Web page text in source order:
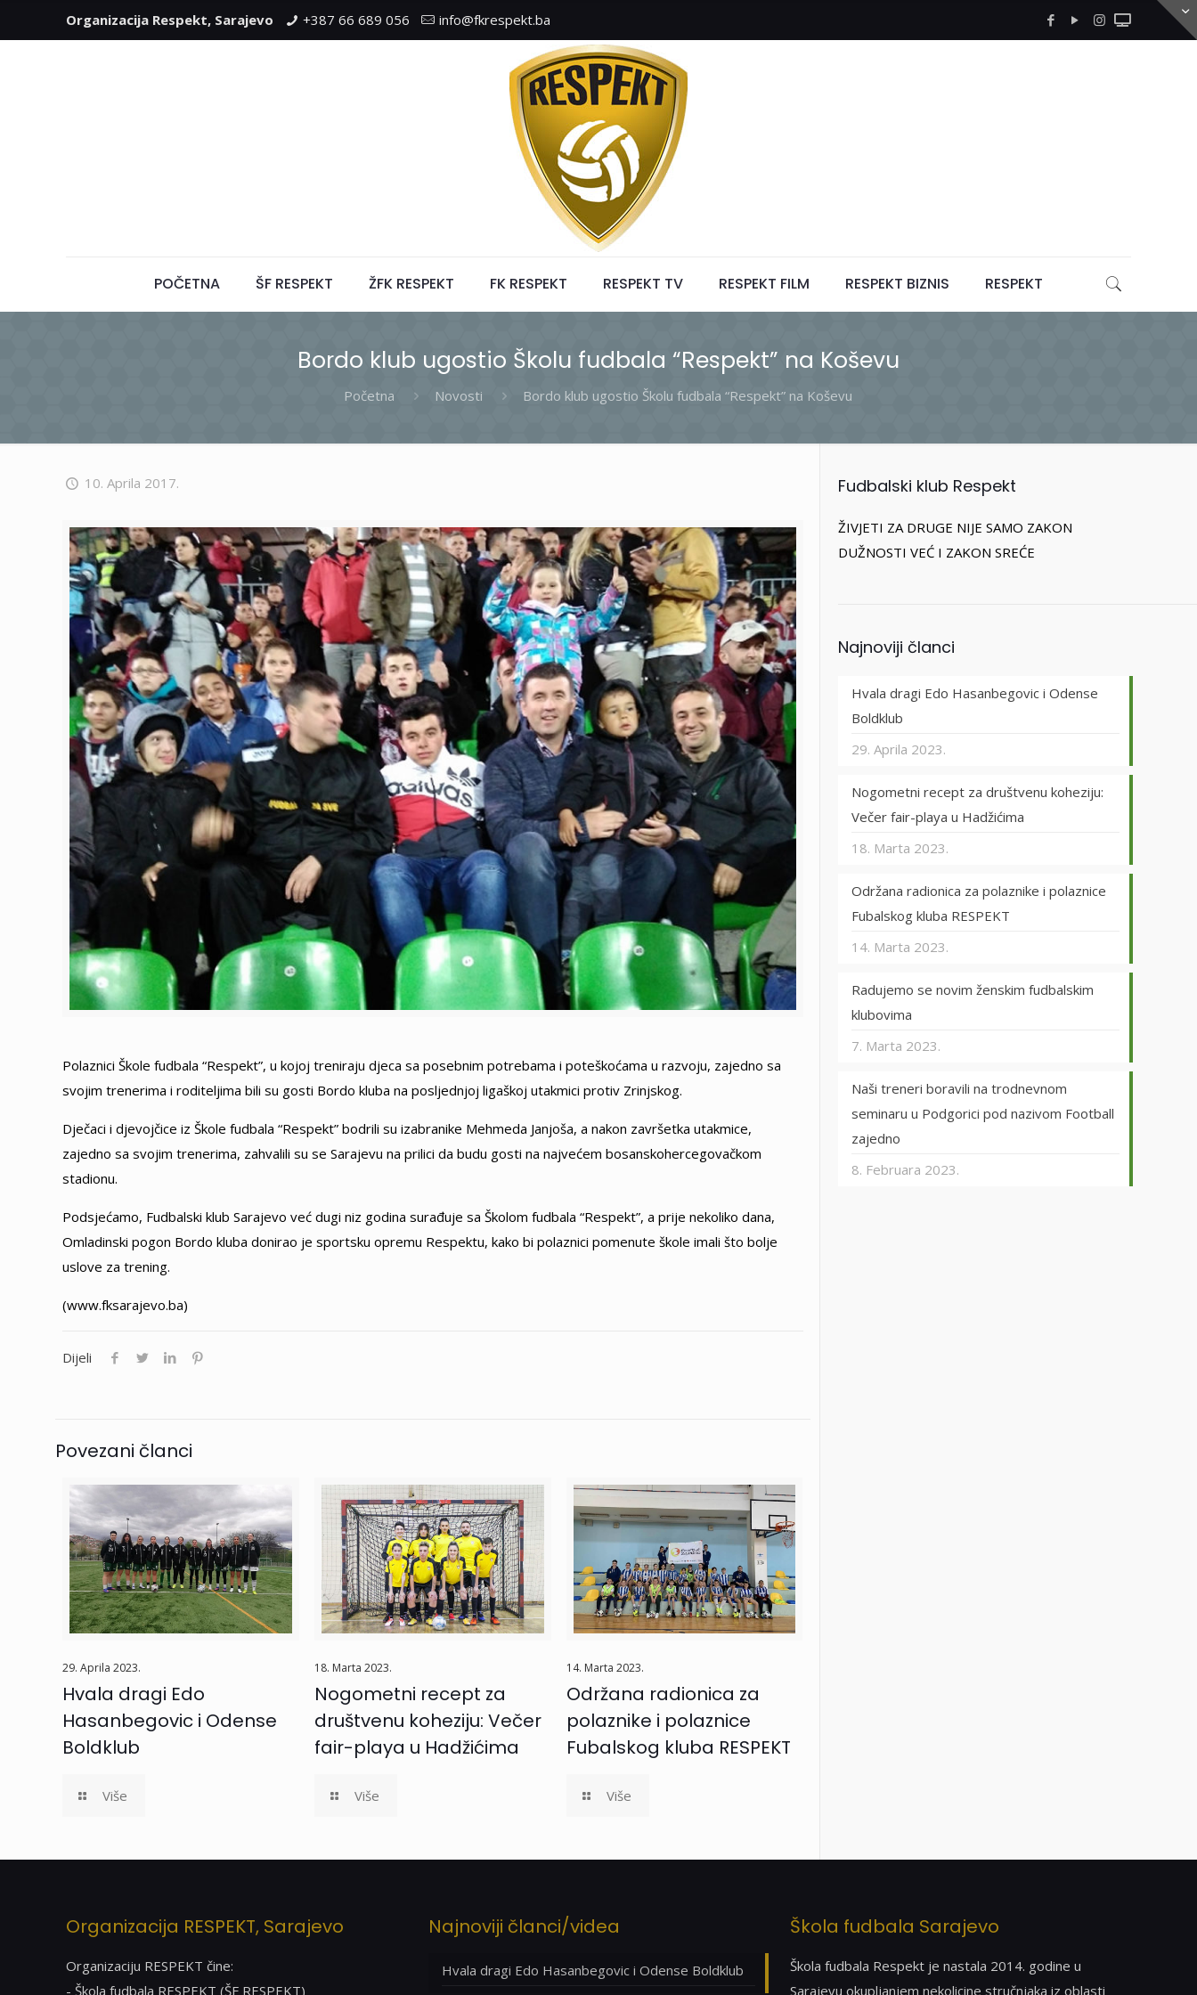
Organizacija Respekt, Sarajevo +387 66 689 056 info@fkrespekt.ba
POČETNA ŠF RESPEKT ŽFK RESPEKT FK RESPEKT RESPEKT TV RESPEKT FILM RESPEKT BIZNIS RESPEKT
Bordo klub ugostio Školu fudbala “Respekt” na Koševu
Početna Novosti Bordo klub ugostio Školu fudbala “Respekt” na Koševu
10. Aprila 2017.
Polaznici Škole fudbala “Respekt”, u kojoj treniraju djeca sa posebnim potrebama i poteškoćama u razvoju, zajedno sa
svojim trenerima i roditeljima bili su gosti Bordo kluba na posljednjoj ligaškoj utakmici protiv Zrinjskog.
Dječaci i djevojčice iz Škole fudbala “Respekt” bodrili su izabranike Mehmeda Janjoša, a nakon završetka utakmice,
zajedno sa svojim trenerima, zahvalili su se Sarajevu na prilici da budu gosti na najvećem bosanskohercegovačkom
stadionu.
Podsjećamo, Fudbalski klub Sarajevo već dugi niz godina surađuje sa Školom fudbala “Respekt”, a prije nekoliko dana,
Omladinski pogon Bordo kluba donirao je sportsku opremu Respektu, kako bi polaznici pomenute škole imali što bolje
uslove za trening.
(www.fksarajevo.ba)
Dijeli
Povezani članci
29. Aprila 2023.
Hvala dragi Edo
Hasanbegovic i Odense
Boldklub
Više
18. Marta 2023.
Nogometni recept za
društvenu koheziju: Večer
fair-playa u Hadžićima
Više
14. Marta 2023.
Održana radionica za
polaznike i polaznice
Fubalskog kluba RESPEKT
Više
Fudbalski klub Respekt
ŽIVJETI ZA DRUGE NIJE SAMO ZAKON
DUŽNOSTI VEĆ I ZAKON SREĆE
Najnoviji članci
Hvala dragi Edo Hasanbegovic i Odense
Boldklub
29. Aprila 2023.
Nogometni recept za društvenu koheziju:
Večer fair-playa u Hadžićima
18. Marta 2023.
Održana radionica za polaznike i polaznice
Fubalskog kluba RESPEKT
14. Marta 2023.
Radujemo se novim ženskim fudbalskim
klubovima
7. Marta 2023.
Naši treneri boravili na trodnevnom
seminaru u Podgorici pod nazivom Football
zajedno
8. Februara 2023.
Organizacija RESPEKT, Sarajevo
Organizaciju RESPEKT čine:
- Škola fudbala RESPEKT (ŠF RESPEKT)
Najnoviji članci/videa
Hvala dragi Edo Hasanbegovic i Odense Boldklub
Škola fudbala Sarajevo
Škola fudbala Respekt je nastala 2014. godine u
Sarajevu okupljanjem nekolicine stručnjaka iz oblasti